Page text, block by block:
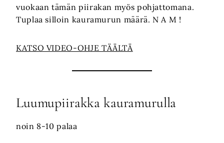
vuokaan tämän piirakan myös pohjattomana.
Tuplaa silloin kauramurun määrä. N A M !
KATSO VIDEO-OHJE TÄÄLTÄ
Luumupiirakka kauramurulla
noin 8-10 palaa